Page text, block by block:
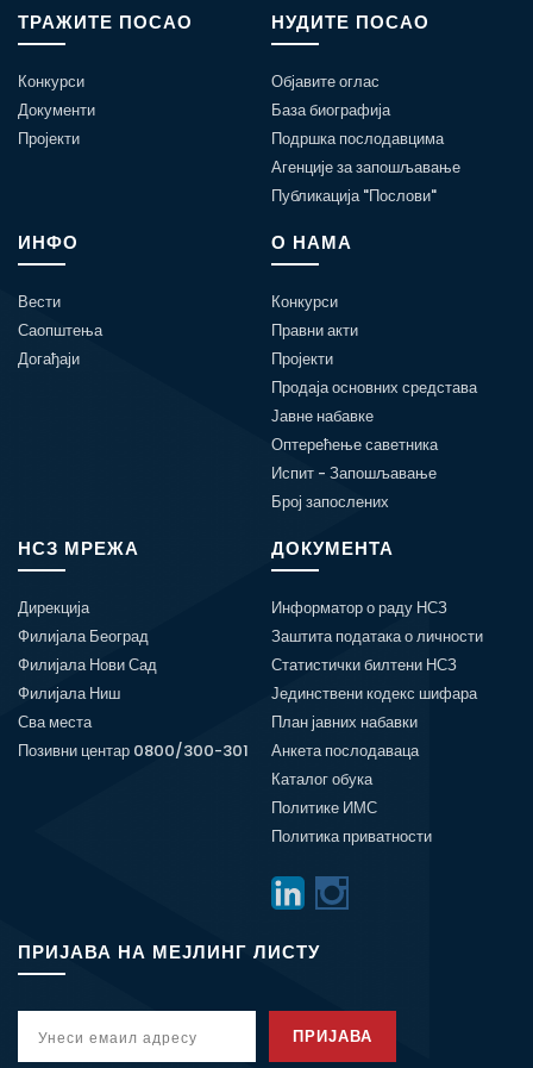
ТРАЖИТЕ ПОСАО
Конкурси
Документи
Пројекти
НУДИТЕ ПОСАО
Објавите оглас
База биографија
Подршка послодавцима
Агенције за запошљавање
Публикација "Послови"
ИНФО
Вести
Саопштења
Догађаји
О НАМА
Конкурси
Правни акти
Пројекти
Продаја основних средстава
Јавне набавке
Оптерећење саветника
Испит - Запошљавање
Број запослених
НСЗ МРЕЖА
Дирекција
Филијала Београд
Филијала Нови Сад
Филијала Ниш
Сва места
Позивни центар 0800/300-301
ДОКУМЕНТА
Информатор о раду НСЗ
Заштита података о личности
Статистички билтени НСЗ
Јединствени кодекс шифара
План јавних набавки
Анкета послодаваца
Каталог обука
Политике ИМС
Политика приватности
ПРИЈАВА НА МЕЈЛИНГ ЛИСТУ
ПРИЈАВА